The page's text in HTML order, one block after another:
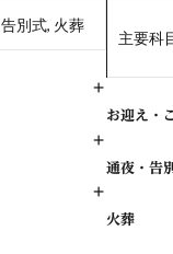
告別式, 火葬
+
+
+
主要科
お迎え・
通夜・告
火葬